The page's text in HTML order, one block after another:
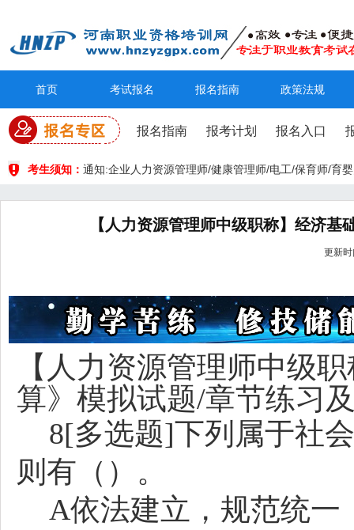
首页 考试报名 报名指南 政策法规
报名指南 报考计划 报名入口
考生须知： 通知:企业人力资源管理师/健康管理师/电工/保育师/育
【人力资源管理师中级职称】经济
更新
【人力资源管理师中级
算》模拟试题/章节练习
8[多选题]下列属于社
则有（）。
A依法建立，规范统一